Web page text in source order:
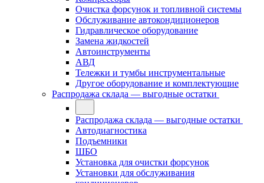
Очистка форсунок и топливной системы
Обслуживание автокондиционеров
Гидравлическое оборудование
Замена жидкостей
Автоинструменты
АВД
Тележки и тумбы инструментальные
Другое оборудование и комплектующие
Распродажа склада — выгодные остатки
Распродажа склада — выгодные остатки
Автодиагностика
Подъемники
ШБО
Установка для очистки форсунок
Установки для обслуживания